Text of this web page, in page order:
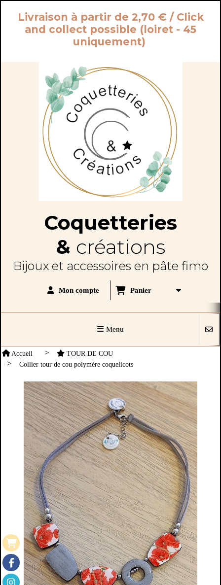
Livraison à partir de 2,70 € / Click
and collect possible (loiret - 45
uniquement)
Coquetteries
& créations
Bijoux et accessoires en pâte fimo
Mon compte Panier
Menu
Accueil
TOUR DE COU
Collier tour de cou polymère coquelicots
Panneau de gestion des cookies